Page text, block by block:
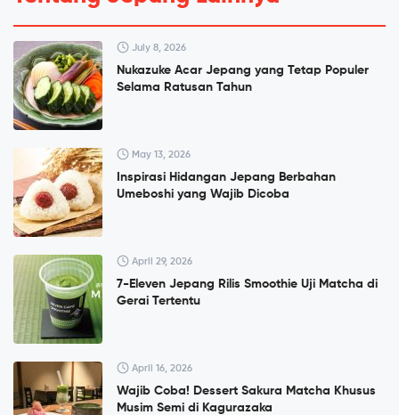
July 8, 2026
Nukazuke Acar Jepang yang Tetap Populer
Selama Ratusan Tahun
May 13, 2026
Inspirasi Hidangan Jepang Berbahan
Umeboshi yang Wajib Dicoba
April 29, 2026
7-Eleven Jepang Rilis Smoothie Uji Matcha di
Gerai Tertentu
April 16, 2026
Wajib Coba! Dessert Sakura Matcha Khusus
Musim Semi di Kagurazaka